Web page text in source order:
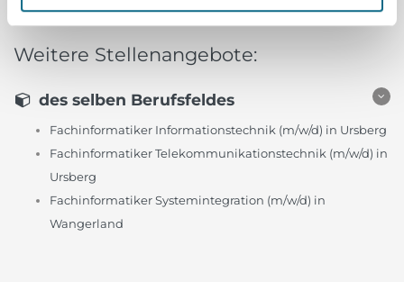
Weitere Stellenangebote:
des selben Berufsfeldes
Fachinformatiker Informationstechnik (m/w/d) in Ursberg
Fachinformatiker Telekommunikationstechnik (m/w/d) in
Ursberg
Fachinformatiker Systemintegration (m/w/d) in
Wangerland